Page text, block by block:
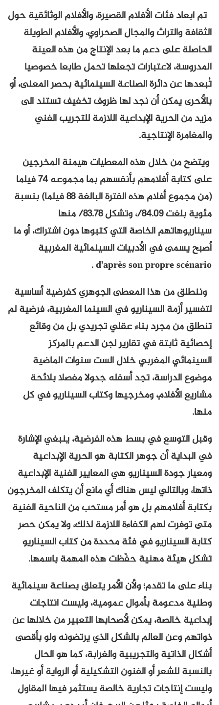
الأفلام القصيرة، والأفلام الوثائقية حول
والمجال الصحراوي، والأفلام الطويلة
دعم ما بعد الإنتاج من هذه العينة
لاعتبارات تجعلها تحمل طابعا خصوصيا
الصناعة السينمائية بحصر المعنى، أو
أن نجد لها ظروف تخفيف تستند الى
الإبداعية اللازمة للتجريب الفني
هذه المعطيات هيمنة المخرجين
على كتابة أفلامهم بأنفسهم بما مجموعه 74 فيلما
(من مجموع أفلام هذه الفترة البالغة 88 فيلما) بنسبة
مئوية بلغت 84.09/، وتشكل 83.78/ منها
الخاصة التي كتبوها دون اشتراك، أو ما
الأدبيات السينمائية المغربية
d’après son
هذا المعطى الجوهري كفرضية أساسية
السيناريو في السينما المغربية، فرضية لم
بناء عقلي تجريدي بل من وقائع
في تقارير لجن الدعم بالمركز
المغربي خلال الست سنوات الماضية
تجد أسفله جدولا مفصلا بلائحة
ومخرجيها وكتاب السيناريو في كل
في بسط هذه الفرضية، ينبغي الإشارة
أن جوهر الكتابة هو الحرية الإبداعية
السيناريو هي المعايير الفنية الإبداعية
ليس هناك أي مانع أن يتكلف المخرجون
بل هو أمر مستحب من الناحية الفنية
الكفاءة اللازمة لذلك، ولا يمكن حصر
في فئة محددة من كتاب السيناريو
مهنية حفّظت هذه المهمة باسمها.
تقدم؛ ولأن الأمر يتعلق بصناعة سينمائية
بأموال عمومية، وليست انتاجات
يمكن لأصحابها التعبير من خلالها عن
العالم بالشكل الذي يرتضونه ولو بأقصى
والتجريبية والغرابة، كما هو الحال
أو الفنون التشكيلية أو الرواية أو غيرها،
تجارية خالصة يستثمر فيها المقاول